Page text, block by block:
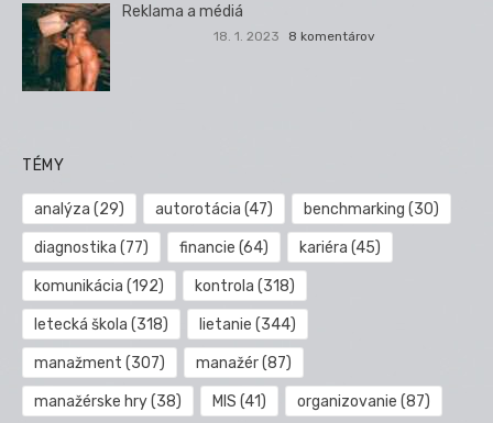
Reklama a médiá
18. 1. 2023 8 komentárov
TÉMY
analýza (29) autorotácia (47) benchmarking (30)
diagnostika (77) financie (64) kariéra (45)
komunikácia (192) kontrola (318)
letecká škola (318) lietanie (344)
manažment (307) manažér(87)
manažérske hry(38) MIS (41) organizovanie (87)